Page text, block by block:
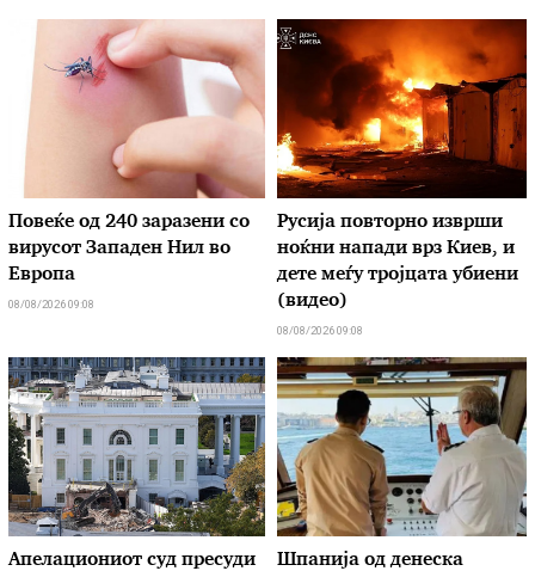
Повеќе од 240 заразени со
вирусот Западен Нил во
Европа
08/08/2026 09:08
Русија повторно изврши
ноќни напади врз Киев, и
дете меѓу тројцата убиени
(видео)
08/08/2026 09:08
Апелациониот суд пресуди
Шпанија од денеска